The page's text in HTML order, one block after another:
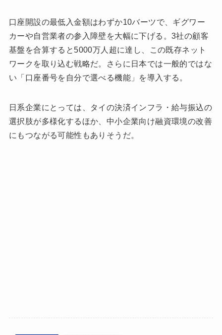
口座開設の最低入金額はわずか10バーツで、ギグワー
カーや自営業者の参入障壁を大幅に下げる。3社の顧客
基盤を合算すると5000万人超に達し、この既存ネット
ワークを取り込む戦略だ。さらに日本では一般的ではな
い「口座番号を自分で選べる機能」を導入する。
日系企業にとっては、タイの決済インフラ・給与振込の
選択肢が多様化するほか、中小企業向け融資環境の改善
にもつながる可能性もありそうだ。